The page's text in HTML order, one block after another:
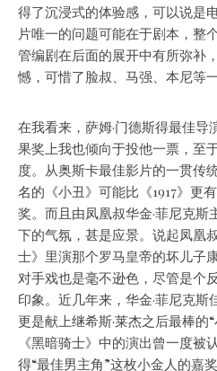
得了沉浸式的体验感，可以说是
片唯一的问题可能在于剧本，整
管编剧在后面的展开中有所弥补
憾，可惜了脸叔、马强、本尼等
在我看来，萨姆·门德斯得最佳
果奖上我也倾向于投他一票，至
度。从奥斯卡最佳影片的一贯传
名的《小丑》可能比《1917》更
奖。而且由凤凰叔华金·菲尼克
下的气氛，甚是应景。说起凤凰
士》里演那个罗马皇帝的坏儿子
对手戏也是毫不逊色，尽管是个
印象。近几年来，华金·菲尼克
更是献上继希斯·莱杰之后最棒的
《黑暗骑士》中的演出曾一度被
得“最佳男主角”这枚小金人的嘉奖